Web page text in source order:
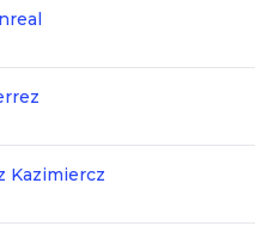
Kazimiercz